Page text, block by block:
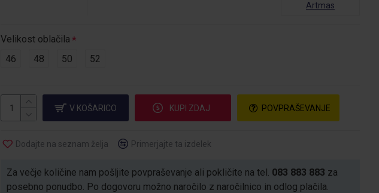
Artmas
Velikost oblačila
46
48 50 52
V KOŠARICO KUPI ZDAJ POVPRAŠEVANJE
Dodajte na seznam želja Primerjajte ta izdelek
Za večje količine nam pošljite povpraševanje ali pokličite na tel. 083 883 883 za
posebno ponudbo. Po dogovoru možno naročilo z naročilnico in odlog plačila.